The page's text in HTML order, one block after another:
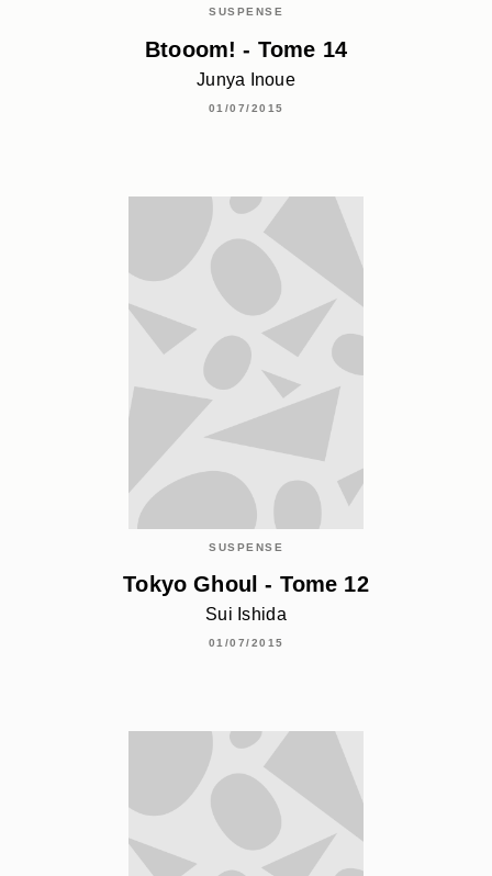
SUSPENSE
Btooom! - Tome 14
Junya Inoue
01/07/2015
SUSPENSE
Tokyo Ghoul - Tome 12
Sui Ishida
01/07/2015